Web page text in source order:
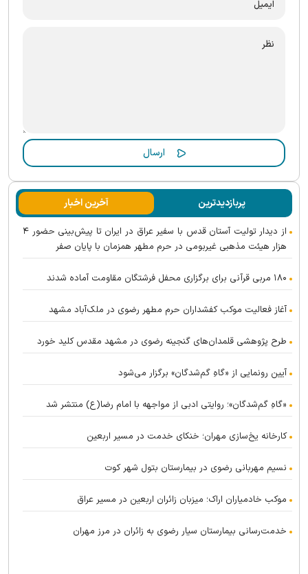
پربازدیدترین آخرین اخبار
از دیدار تولیت آستان قدس با سفیر عراق در ایران تا پیش‌بینی حضور ۴
هزار هیئت مذهبی غیربومی در حرم مطهر همزمان با پایان صفر
۱۸۰ مربی قرآنی برای برگزاری محفل فرشتگان مقاومت آماده شدند
آغاز فعالیت موکب کفشداران حرم مطهر رضوی در ملک‌آباد مشهد
طرح پژوهشی قلمدان‌های گنجینه رضوی در مشهد مقدس کلید خورد
آیین رونمایی از «گاهِ گم‌شدگان» برگزار می‌شود
«گاهِ گم‌شدگان»؛ روایتی ادبی از مواجهه با امام رضا(ع) منتشر شد
کارخانه یخ‌سازی مهران؛ خنکای خدمت در مسیر اربعین
نسیم مهربانی رضوی در بیمارستان بتول شهر کوت
موکب خادمیاران اراک؛ میزبان زائران اربعین در مسیر عراق
خدمت‌رسانی بیمارستان سیار رضوی به زائران در مرز مهران